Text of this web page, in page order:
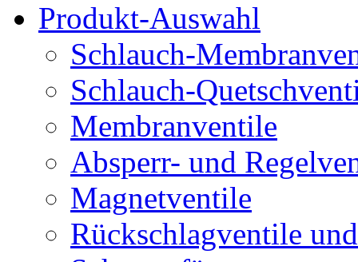
Produkt-Auswahl
Schlauch-
Schlauch-
Membranventile
Absperr- und
Magnetventile
Rückschlagventile